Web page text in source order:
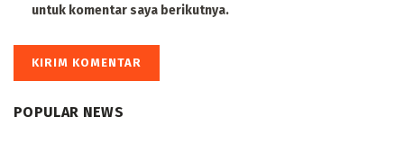
untuk komentar saya berikutnya.
POPULAR NEWS